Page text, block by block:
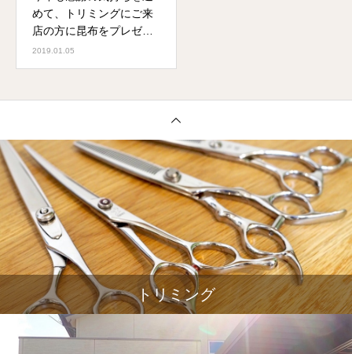
めて、トリミングにご来
店の方に昆布をプレゼン
ト！
2019.01.05
トリミング